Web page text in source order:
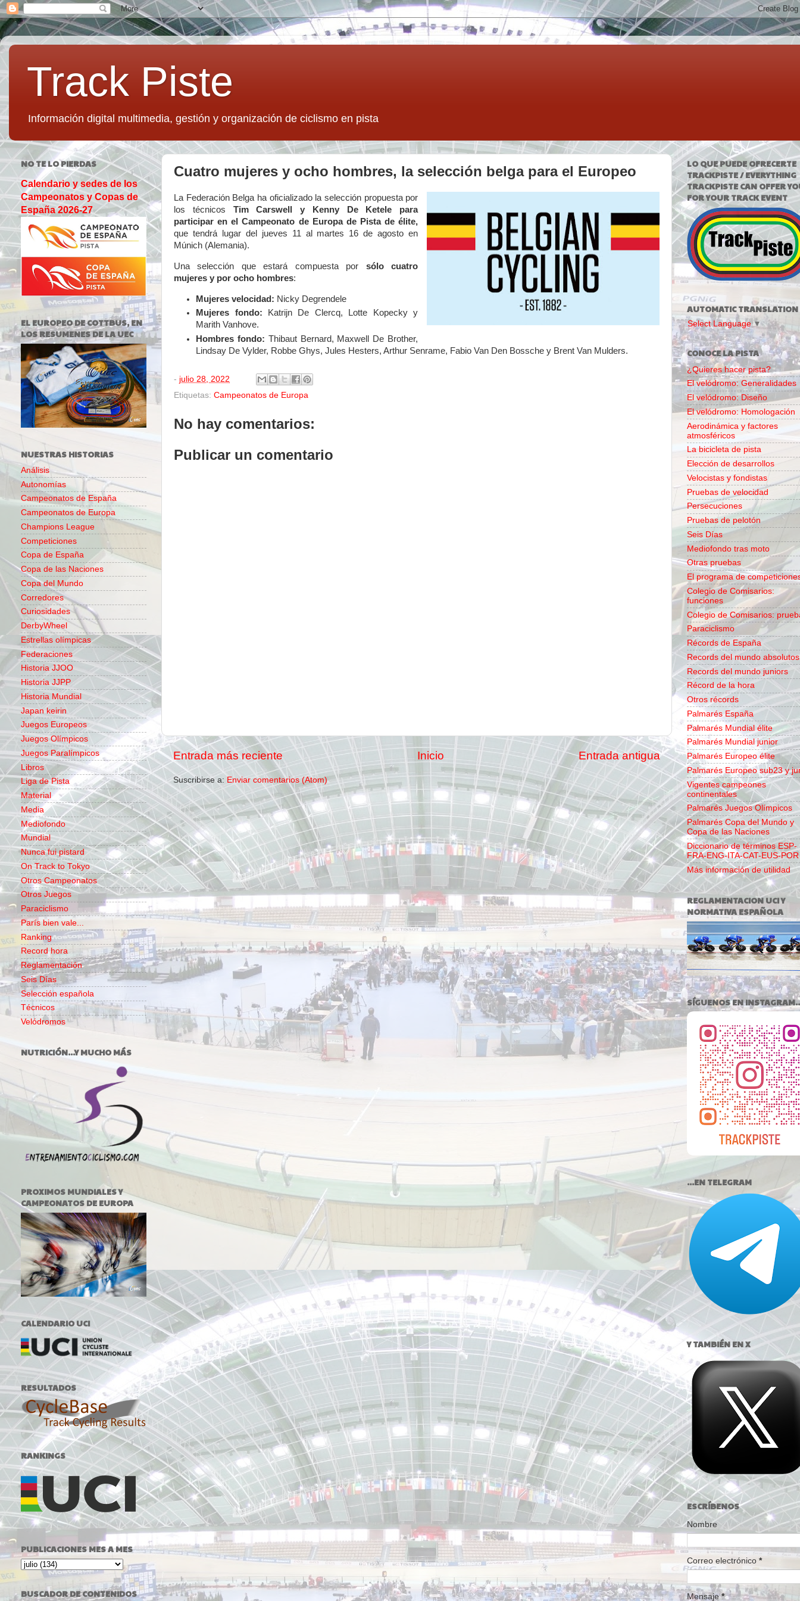
Track Piste
Información digital multimedia, gestión y organización de ciclismo en pista
Cuatro mujeres y ocho hombres, la selección belga para el Europeo
La Federación Belga ha oficializado la selección propuesta por
los técnicos Tim Carswell y Kenny De Ketele para
participar en el Campeonato de Europa de Pista de élite,
que tendrá lugar del jueves 11 al martes 16 de agosto en
Múnich (Alemania).
Una selección que estará compuesta por sólo cuatro
mujeres y por ocho hombres:
Mujeres velocidad: Nicky Degrendele
Mujeres fondo: Katrijn De Clercq, Lotte Kopecky y
Marith Vanhove.
Hombres fondo: Thibaut Bernard, Maxwell De Brother,
Lindsay De Vylder, Robbe Ghys, Jules Hesters, Arthur Senrame, Fabio Van Den Bossche y Brent Van Mulders.
- julio 28, 2022
Etiquetas: Campeonatos de Europa
No hay comentarios:
Publicar un comentario
Entrada más reciente Entrada antigua
Inicio
Suscribirse a: Enviar comentarios (Atom)
NO TE LO PIERDAS
Calendario y sedes de los
Campeonatos y Copas de
España 2026-27
EL EUROPEO DE COTTBUS, EN
LOS RESUMENES DE LA UEC
NUESTRAS HISTORIAS
Análisis
Autonomías
Campeonatos de España
Campeonatos de Europa
Champions League
Competiciones
Copa de España
Copa de las Naciones
Copa del Mundo
Corredores
Curiosidades
DerbyWheel
Estrellas olímpicas
Federaciones
Historia JJOO
Historia JJPP
Historia Mundial
Japan keirin
Juegos Europeos
Juegos Olímpicos
Juegos Paralímpicos
Libros
Liga de Pista
Material
Media
Mediofondo
Mundial
Nunca fui pistard
On Track to Tokyo
Otros Campeonatos
Otros Juegos
Paraciclismo
París bien vale...
Ranking
Record hora
Reglamentación
Seis Días
Selección española
Técnicos
Velódromos
NUTRICIÓN...Y MUCHO MÁS
PROXIMOS MUNDIALES Y
CAMPEONATOS DE EUROPA
CALENDARIO UCI
RESULTADOS
RANKINGS
PUBLICACIONES MES A MES
BUSCADOR DE CONTENIDOS
LO QUE PUEDE OFRECERTE
TRACKPISTE / EVERYTHING
TRACKPISTE CAN OFFER
FOR YOUR TRACK EVENT
AUTOMATIC TRANSLATION
Select Language ▼
CONOCE LA PISTA
¿Quieres hacer pista?
El velódromo: Generalidades
El velódromo: Diseño
El velódromo: Homologación
Aerodinámica y factores
atmosféricos
La bicicleta de pista
Elección de desarrollos
Velocistas y fondistas
Pruebas de velocidad
Persecuciones
Pruebas de pelotón
Seis Días
Mediofondo tras moto
Otras pruebas
El programa de
Colegio de Comisarios:
funciones
Colegio de Comisarios:
Paraciclismo
Récords de España
Records del mundo absolutos
Records del mundo juniors
Récord de la hora
Otros récords
Palmarés España
Palmarés Mundial élite
Palmarés Mundial junior
Palmarés Europeo élite
Palmarés Europeo sub23 y
Vigentes campeones
continentales
Palmarés Juegos Olímpicos
Palmarés Copa del Mundo y
Copa de las Naciones
Diccionario de términos ESP-
FRA-ENG-ITA-CAT-EUS-POR
Más información de utilidad
REGLAMENTACION UCI Y
NORMATIVA ESPAÑOLA
SÍGUENOS EN
...EN TELEGRAM
Y TAMBIÉN EN X
ESCRÍBENOS
Nombre
Correo electrónico *
Mensaje*